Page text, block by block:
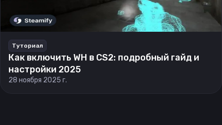
Туториал
Как включить WH в CS2: подробный гайд и
настройки 2025
28 ноября 2025 г.